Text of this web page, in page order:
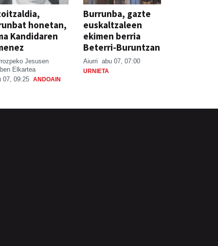
honetan,
Kandidaren
Jesusen
Elkartea
07, 09:25 ANDOAIN
Burrunba, gazte
euskaltzaleen
ekimen berria
Beterri-Buruntzan
Aiurri abu 07, 07:00
URNIETA